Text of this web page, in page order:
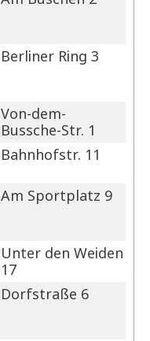
Berliner Ring 3
Von-dem-
Bussche-Str. 1
Bahnhofstr. 11
Am Sportplatz 9
Unter den Weiden
17
Dorfstraße 6